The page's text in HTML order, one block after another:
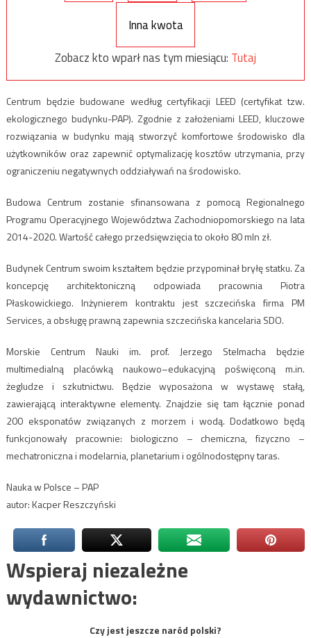
Inna kwota
Zobacz kto wparł nas tym miesiącu: Tutaj
Centrum będzie budowane według certyfikacji LEED (certyfikat tzw.
ekologicznego budynku-PAP). Zgodnie z założeniami LEED, kluczowe
rozwiązania w budynku mają stworzyć komfortowe środowisko dla
użytkowników oraz zapewnić optymalizację kosztów utrzymania, przy
ograniczeniu negatywnych oddziaływań na środowisko.
Budowa Centrum zostanie sfinansowana z pomocą Regionalnego
Programu Operacyjnego Województwa Zachodniopomorskiego na lata
2014-2020. Wartość całego przedsięwzięcia to około 80 mln zł.
Budynek Centrum swoim kształtem będzie przypominał bryłę statku. Za
koncepcję architektoniczną odpowiada pracownia Piotra
Płaskowickiego. Inżynierem kontraktu jest szczecińska firma PM
Services, a obsługę prawną zapewnia szczecińska kancelaria SDO.
Morskie Centrum Nauki im. prof. Jerzego Stelmacha będzie
multimedialną placówką naukowo–edukacyjną poświęconą m.in.
żegludze i szkutnictwu. Będzie wyposażona w wystawę stałą,
zawierającą interaktywne elementy. Znajdzie się tam łącznie ponad
200 eksponatów związanych z morzem i wodą. Dodatkowo będą
funkcjonowały pracownie: biologiczno – chemiczna, fizyczno –
mechatroniczna i modelarnia, planetarium i ogólnodostępny taras.
Nauka w Polsce – PAP
autor: Kacper Reszczyński
Wspieraj niezależne
wydawnictwo:
Czy jest jeszcze naród polski?